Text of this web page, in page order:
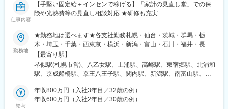
変更の範囲：会社の定める業務
イエンスの力でモデル作成や施策を開発すると、経営的な効果を
感じることができ事業への貢献度が高いです。
を担うマネジメントポジションだけでなく、エキスパート的役割
としてデータサイエンティストのスペシャリストを目指せます。
・スピード感のある環境で会社の利益に直結する案件に携わるこ
とができるので、常にエキサイティングな経験ができます。
・機械学習ツールとしてDataRobot、DWHとしてGCPを導入し、
・一定の出社はありますがリモートワークも可能なためワークラ
イフバランスを保ちながら働くことができます。
仕事内容
【手堅い固定給＋インセンで稼げる】「家計の見直し堂」での保
険や光熱費等の見直し相談対応 ★研修も充実
勤務地
★勤務地は選べます★各支社勤務札幌・仙台・茨城・群馬・栃
木・埼玉・千葉・西東京・横浜・新潟・富山・石川・福井・長
野・静岡・名古屋・三重・京都・大阪・神戸・岡山・広島・愛
媛・福岡・長崎・熊本・鹿児島※U・Iターン歓迎▼北海道・東北北
海道札幌市西区宮城県仙台市泉区▼関東茨城県土浦市群馬県高崎
王子市神奈川県横浜市中区▼北信越新潟県新潟市中央区富山県富
山市石川県金沢市福井県福井市長野県松本市▼東海静岡県静岡市
【最寄り駅】
琴似駅(札幌市営)、八乙女駅、土浦駅、高崎駅、東宿郷駅、北浦和
駅、京成船橋駅、京王八王子駅、関内駅、新潟駅、南富山駅、西
駅、尾張一宮駅、津駅、五条駅(京都市営)、江坂駅、三国ケ丘駅
(大阪府)、新神戸駅、大雲寺前駅、比治山橋駅、大手町駅(愛媛
給与
年収800万円（入社3年目／32歳の例）
年収600万円（入社2年目／30歳の例）